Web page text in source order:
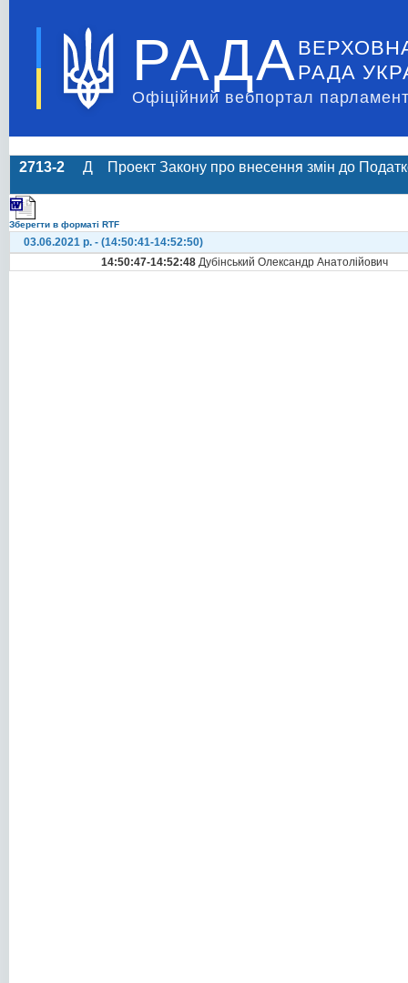
РАДА РАДА
Офіційний вебпортал
2713-2 Д Проект Закону про внесення змін до
Зберегти в форматі RTF
03.06.2021 р. - (14:50:41-14:52:50)
14:50:47-14:52:48 Дубінський Олександр Анатолійович